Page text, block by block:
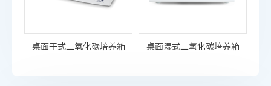
桌面干式二氧化碳培养箱 桌面湿式二氧化碳培养箱